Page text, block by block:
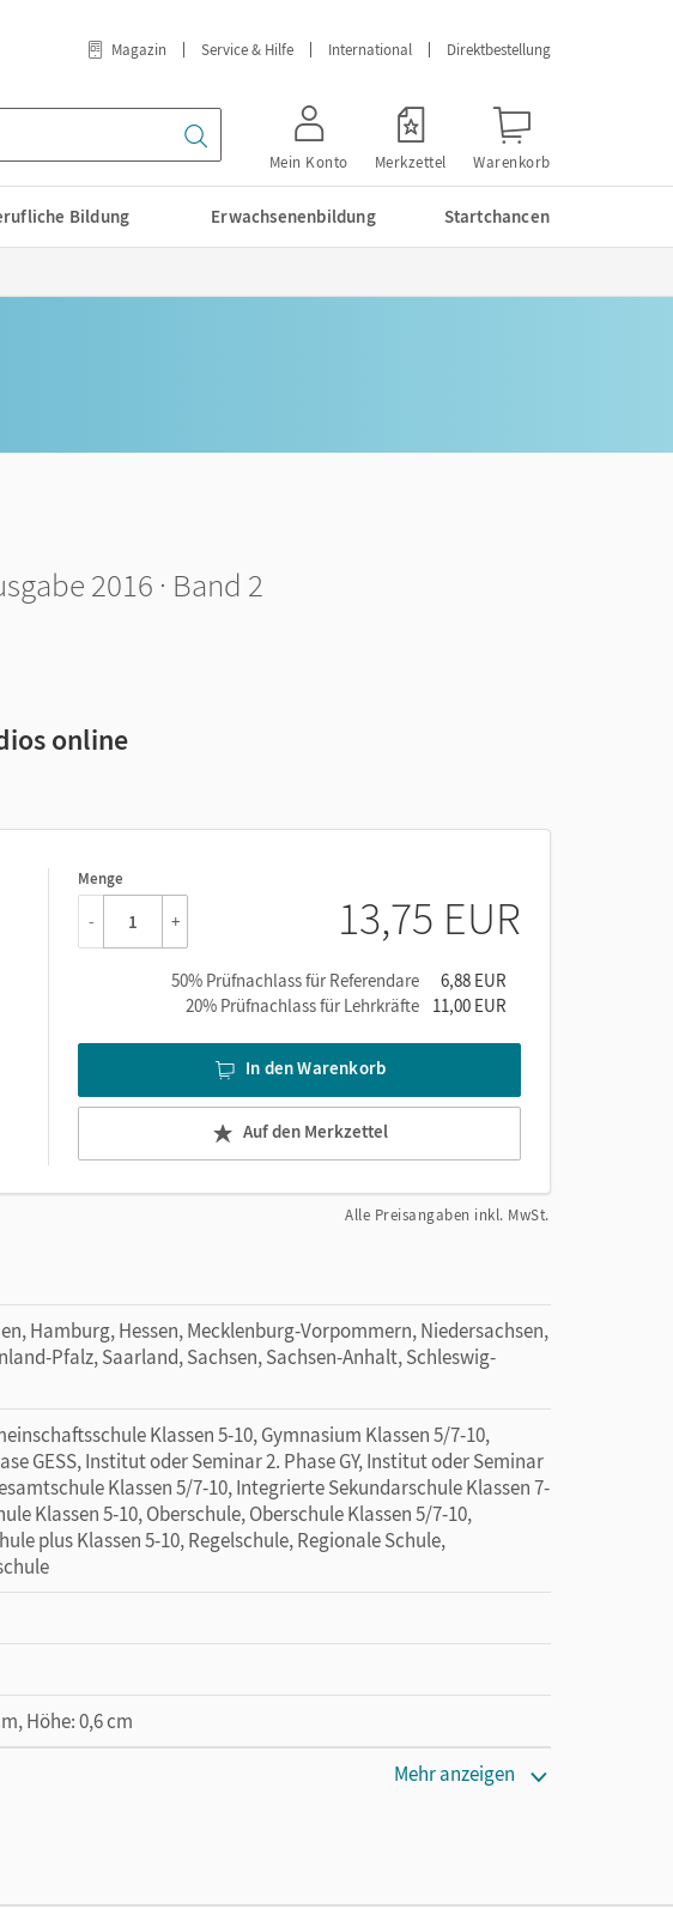
Magazin Service & Hilfe International Direktbestellung
Mein Konto Merkzettel Warenkorb
Bildung Erwachsenenbildung Startchancen
2016 · Band 2
online
Menge
1
- + 13,75 EUR
50% Prüfnachlass für Referendare
6,88 EUR
20% Prüfnachlass für Lehrkräfte
11,00 EUR
In den Warenkorb
Auf den Merkzettel
Alle Preisangaben inkl. MwSt.
Hamburg, Hessen, Mecklenburg-Vorpommern, Niedersachsen,
Pfalz, Saarland, Sachsen, Sachsen-Anhalt, Schleswig-
Klassen 5-10, Gymnasium Klassen 5/7-10,
GESS, Institut oder Seminar 2. Phase GY, Institut oder Seminar
Klassen 5/7-10, Integrierte Sekundarschule Klassen 7-
Klassen 5-10, Oberschule, Oberschule Klassen 5/7-10,
plus Klassen 5-10, Regelschule, Regionale Schule,
Höhe: 0,6 cm
Mehr anzeigen